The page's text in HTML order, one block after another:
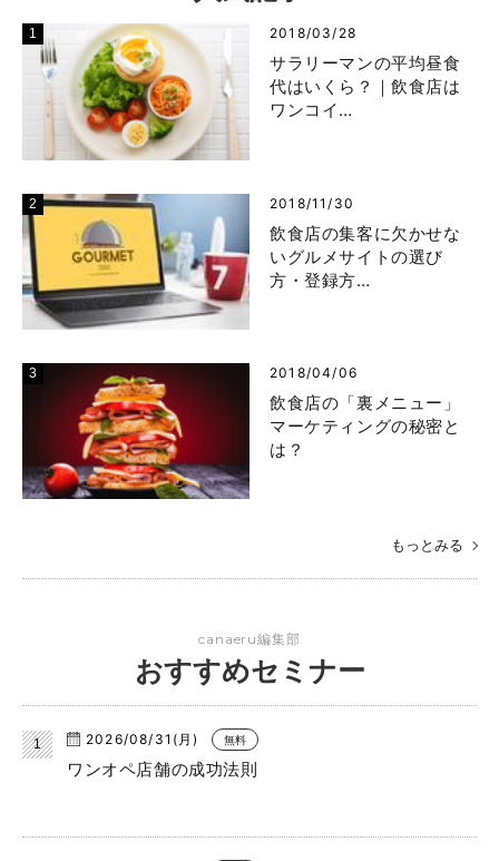
2018/03/28
サラリーマンの平均昼食
代はいくら？｜飲食店は
ワンコイ…
2018/11/30
飲食店の集客に欠かせな
いグルメサイトの選び
方・登録方…
2018/04/06
飲食店の「裏メニュー」
マーケティングの秘密と
は？
もっとみる
canaeru編集部
おすすめセミナー
2026/08/31(月) 無料
ワンオペ店舗の成功法則